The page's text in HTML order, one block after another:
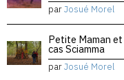
parJosué Morel
Petite Maman et
cas Sciamma
parJosué Morel